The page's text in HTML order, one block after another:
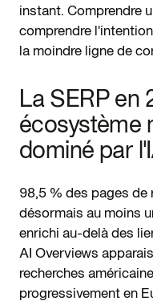
instant. Comprendre
comprendre
la moindre ligne de
La SERP en
écosystème
dominé par
98,5 % des pages
désormais au moins
enrichi au-delà des
AI Overviews
recherches
progressivement en